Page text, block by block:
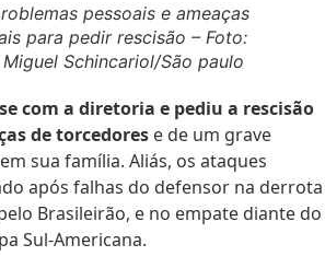
pessoais e ameaças
para pedir rescisão – Foto:
Schincariol/São paulo
com a diretoria e pediu a rescisão
de torcedores e de um grave
sua família. Aliás, os ataques
após falhas do defensor na derrota
Brasileirão, e no empate diante do
Sul-Americana.